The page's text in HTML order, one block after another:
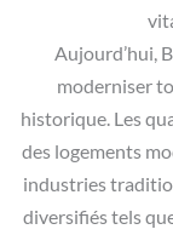
Aujourd’hui,
moderniser
historique. Les
des logements
industries
diversifiés tels